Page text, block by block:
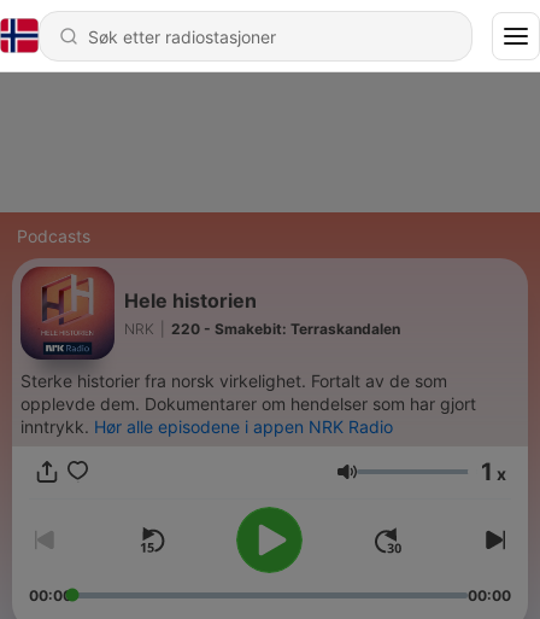
Podcasts
Hele historien
NRK 220 - Smakebit: Terraskandalen
Sterke historier fra norsk virkelighet. Fortalt av de som
opplevde dem. Dokumentarer om hendelser som har gjort
inntrykk. Hør alle episodene i appen NRK Radio
Volum 1 x
00:00 00:00